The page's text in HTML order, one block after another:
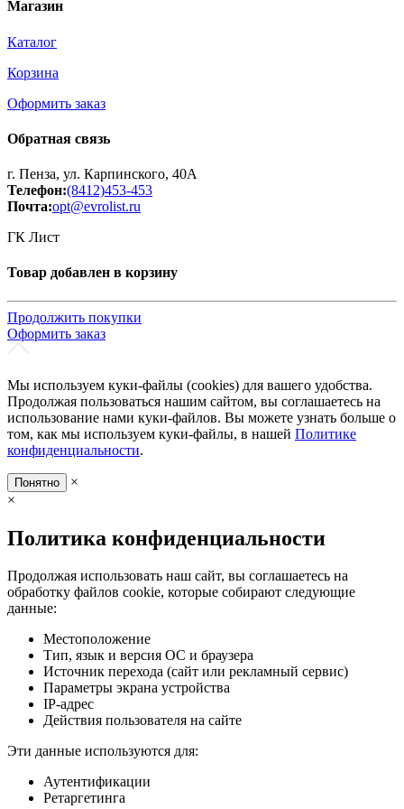
Магазин
Каталог
Корзина
Оформить заказ
Обратная связь
г. Пенза, ул. Карпинского, 40А
Телефон:(8412)453-453
Почта:opt@evrolist.ru
ГК Лист
Товар добавлен в корзину
Продолжить покупки
Оформить заказ
Мы используем куки-файлы (cookies) для вашего удобства.
Продолжая пользоваться нашим сайтом, вы соглашаетесь на
использование нами куки-файлов. Вы можете узнать больше о
том, как мы используем куки-файлы, в нашей Политике
конфиденциальности.
Понятно
×
×
Политика конфиденциальности
Продолжая использовать наш сайт, вы соглашаетесь на
обработку файлов cookie, которые собирают следующие
данные:
Местоположение
Тип, язык и версия ОС и браузера
Источник перехода (сайт или рекламный сервис)
Параметры экрана устройства
IP-адрес
Действия пользователя на сайте
Эти данные используются для:
Аутентификации
Ретаргетинга